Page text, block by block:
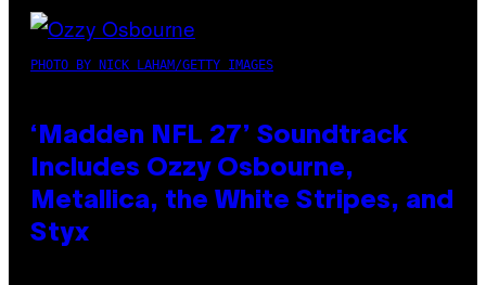
PHOTO BY NICK LAHAM/GETTY IMAGES
‘Madden NFL 27’ Soundtrack
Includes Ozzy Osbourne,
Metallica, the White Stripes, and
Styx